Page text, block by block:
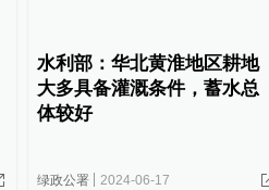
水利部：华北黄淮地区耕地
大多具备灌溉条件，蓄水总
体较好
绿政公署 2024-06-17